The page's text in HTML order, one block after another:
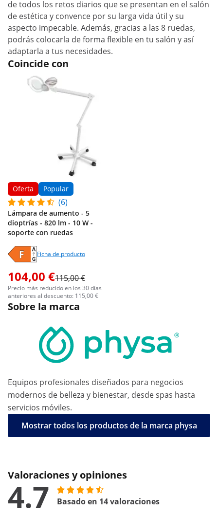
de todos los retos diarios que se presentan en el salón
de estética y convence por su larga vida útil y su
aspecto impecable. Además, gracias a las 8 ruedas,
podrás colocarla de forma flexible en tu salón y así
adaptarla a tus necesidades.
Coincide con
Oferta Popular
(6)
Lámpara de aumento - 5
dioptrías - 820 lm - 10 W -
soporte con ruedas
Ficha de producto
104,00 €115,00 €
Precio más reducido en los 30 días
anteriores al descuento: 115,00 €
Sobre la marca
Equipos profesionales diseñados para negocios
modernos de belleza y bienestar, desde spas hasta
servicios móviles.
Mostrar todos los productos de la marca physa
Valoraciones y opiniones
4.7 Basado en 14 valoraciones